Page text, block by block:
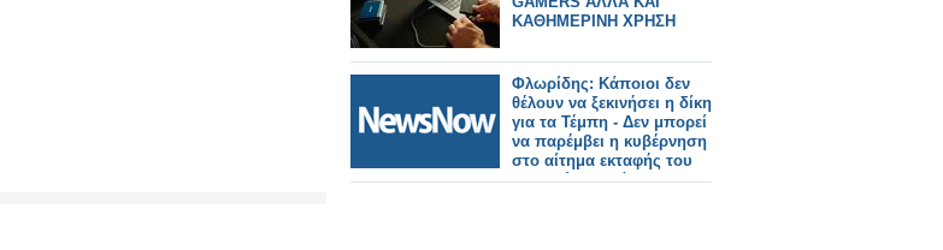
ΚΑΘΗΜΕΡΙΝΗ ΧΡΗΣΗ
Φλωρίδης: Κάποιοι δεν
θέλουν να ξεκινήσει η δίκη
για τα Τέμπη - Δεν μπορεί
να παρέμβει η κυβέρνηση
στο αίτημα εκταφής του
παιδιού του Πάνου